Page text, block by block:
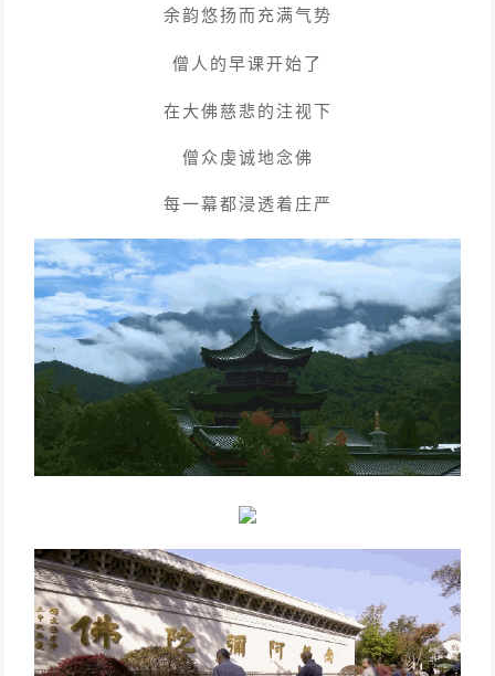
余韵悠扬而充满气势
僧人的早课开始了
在大佛慈悲的注视下
僧众虔诚地念佛
每一幕都浸透着庄严